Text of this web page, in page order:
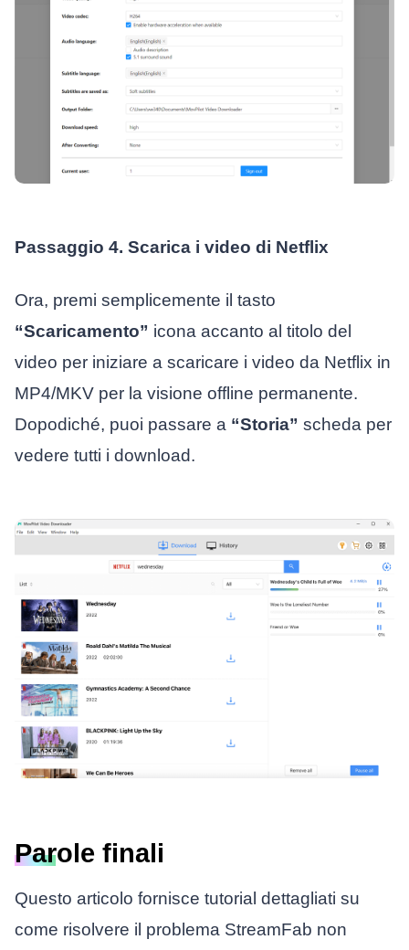
Passaggio 4. Scarica i video di Netflix
Ora, premi semplicemente il tasto
“Scaricamento” icona accanto al titolo del
video per iniziare a scaricare i video da Netflix in
MP4/MKV per la visione offline permanente.
Dopodiché, puoi passare a “Storia” scheda per
vedere tutti i download.
Parole finali
Questo articolo fornisce tutorial dettagliati su
come risolvere il problema StreamFab non